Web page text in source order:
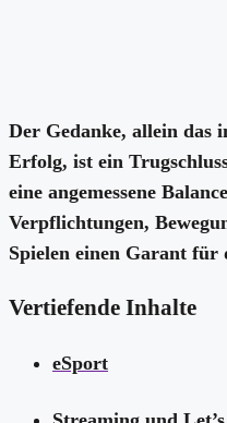
Der Gedanke, allein das
Erfolg, ist ein
eine angemessene
Verpflichtungen,
Spielen einen Garant für
Vertiefende Inhalte
eSport